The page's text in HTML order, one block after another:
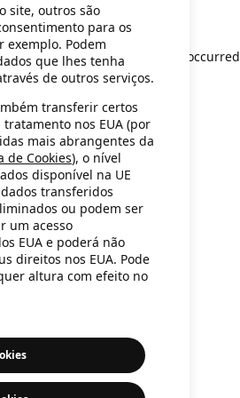
a client-side exception has occurred
site, outros são
para os
Podem
que lhes tenha
de outros serviços.
transferir certos
nos EUA (por
mais abrangentes da
de Cookies), o nível
disponível na UE
transferidos
ou podem ser
um acesso
EUA e poderá não
direitos nos EUA. Pode
altura com efeito no